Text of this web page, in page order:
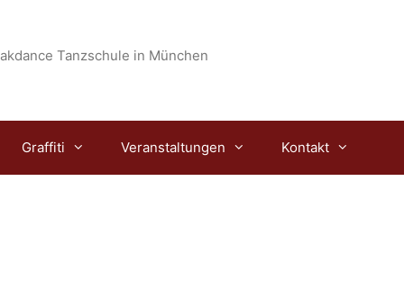
Tanzschule in München
Graffiti Veranstaltungen Kontakt